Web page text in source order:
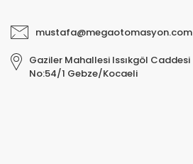
mustafa@megaotomasyon.com
Gaziler Mahallesi Issıkgöl Caddesi
No:54/1 Gebze/Kocaeli